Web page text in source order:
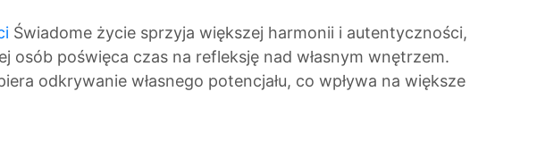
Świadome życie sprzyja większej harmonii i autentyczności,
osób poświęca czas na refleksję nad własnym wnętrzem.
odkrywanie własnego potencjału, co wpływa na większe